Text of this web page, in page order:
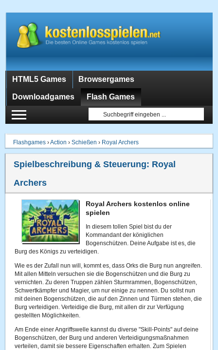
HTML5 Games Browsergames
Downloadgames Flash Games
Flashgames ›Action ›Schießen › Royal Archers
Spielbeschreibung & Steuerung: Royal
Archers
Royal Archers kostenlos online
spielen
In diesem tollen Spiel bist du der
Kommandant der königlichen
Bogenschützen. Deine Aufgabe ist es, die
Burg des Königs zu verteidigen.
Wie es der Zufall nun will, kommt es, dass Orks die Burg nun angreifen.
Mit allen Mitteln versuchen sie die Bogenschützen und die Burg zu
vernichten. Zu deren Truppen zählen Sturmrammen, Bogenschützen,
Schwertkämpfer und Magier, um nur einige zu nennen. Du sollst nun
mit deinen Bogenschützen, die auf den Zinnen und Türmen stehen, die
Burg verteidigen. Verteidige die Burg, mit allen dir zur Verfügung
gestellten Möglichkeiten.
Am Ende einer Angriffswelle kannst du diverse "Skill-Points" auf deine
Bogenschützen, der Burg und anderen Verteidigungsmaßnahmen
verteilen, damit sie bessere Eigenschaften erhalten. Zum Spielen